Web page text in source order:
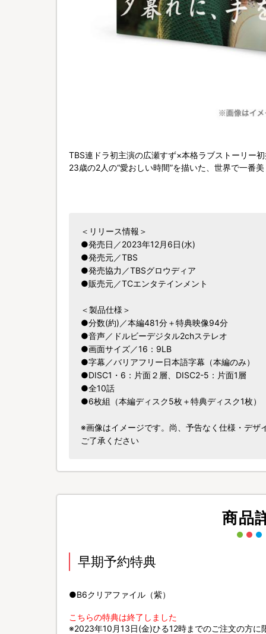
TBS連ドラ初主演の広瀬すず×本格ラブストーリー
23歳の2人の“愛おしい時間”を描いた、世界で一番
＜リリース情報＞
●発売日／2023年12月6日(水)
●発売元／TBS
●発売協力／TBSグロウディア
●販売元／TCエンタテインメント
＜製品仕様＞
●分数(約)／本編481分＋特典映像94分
●音声／ドルビーデジタル2chステレオ
●画面サイズ／16：9LB
●字幕／バリアフリー日本語字幕（本編のみ）
●DISC1・6：片面２層、DISC2-5：片面1層
●全10話
●6枚組（本編ディスク5枚＋特典ディスク1枚）
※画像はイメージです。尚、予告なく仕様・デザ
ご了承ください
商品
早期予約特典
●B6クリアファイル（紫）
こちらの特典は終了しました
※2023年10月13日(金)ひる12時までのご注文の方に